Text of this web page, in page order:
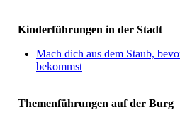
Kinderführungen in der Stadt
Mach dich aus dem Staub,
bekommst
Themenführungen auf der Burg